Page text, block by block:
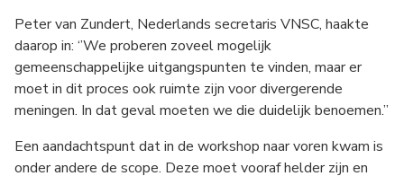
Peter van Zundert, Nederlands secretaris VNSC, haakte
daarop in: ‘’We proberen zoveel mogelijk
gemeenschappelijke uitgangspunten te vinden, maar er
moet in dit proces ook ruimte zijn voor divergerende
meningen. In dat geval moeten we die duidelijk benoemen.’’
Een aandachtspunt dat in de workshop naar voren kwam is
onder andere de scope. Deze moet vooraf helder zijn en